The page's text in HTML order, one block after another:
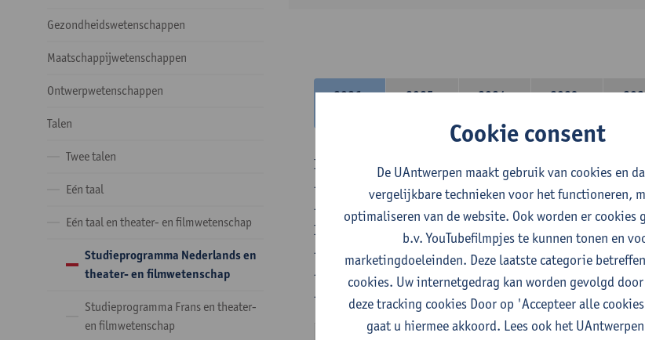
Gezondheidswetenschappen
Maatschappijwetenschappen
Ontwerpwetenschappen
Talen
Twee talen
Eén taal
Eén taal en theater- en filmwetenschap
Studieprogramma Nederlands en
theater- en filmwetenschap
Studieprogramma Frans en theater-
en filmwetenschap
2026-
2025-
2024-
2023-
In de lerarencomponent heb je volgende keuze :
- Optie A : je kiest twee vakdidactieken
- Optie B: je kiest één vakdidactiek en een profilering
In de domeincomponent neem je 60 studiepunten op:
- 1 verplicht algemeen opleidingsonderdeel van 6
- 24 of 30 studiepunten Nederlands en telkens minimum 6
- 24 of 30 studiepunten theater- en filmwetenschap.
Cookie consent
De UAntwerpen maakt gebruik van cookies en
vergelijkbare technieken voor het functioneren,
optimaliseren van de website. Ook worden er cookies
b.v. YouTubefilmpjes te kunnen tonen en
marketingdoeleinden. Deze laatste categorie
cookies. Uw internetgedrag kan worden gevolgd
deze tracking cookies Door op 'Accepteer alle
gaat u hiermee akkoord. Lees ook het UAntwerpen